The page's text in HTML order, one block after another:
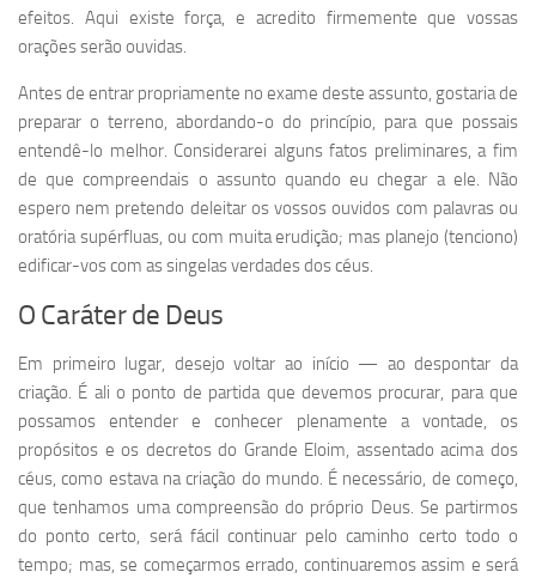
efeitos. Aqui existe força, e acredito firmemente que vossas
orações serão ouvidas.
Antes de entrar propriamente no exame deste assunto, gostaria de
preparar o terreno, abordando-o do princípio, para que possais
entendê-lo melhor. Considerarei alguns fatos preliminares, a fim
de que compreendais o assunto quando eu chegar a ele. Não
espero nem pretendo deleitar os vossos ouvidos com palavras ou
oratória supérfluas, ou com muita erudição; mas planejo (tenciono)
edificar-vos com as singelas verdades dos céus.
O Caráter de Deus
Em primeiro lugar, desejo voltar ao início — ao despontar da
criação. É ali o ponto de partida que devemos procurar, para que
possamos entender e conhecer plenamente a vontade, os
propósitos e os decretos do Grande Eloim, assentado acima dos
céus, como estava na criação do mundo. É necessário, de começo,
que tenhamos uma compreensão do próprio Deus. Se partirmos
do ponto certo, será fácil continuar pelo caminho certo todo o
tempo; mas, se começarmos errado, continuaremos assim e será